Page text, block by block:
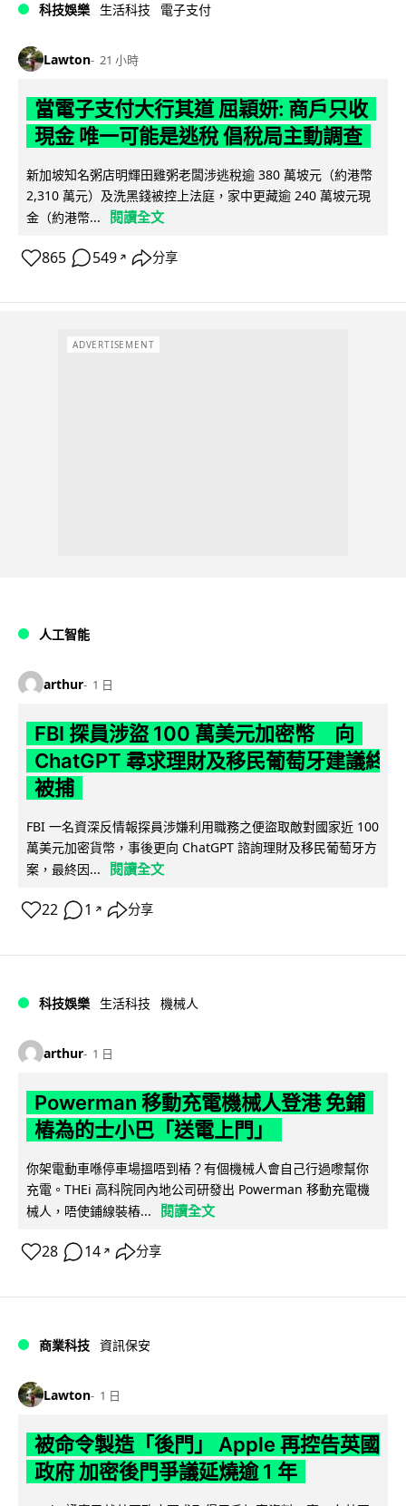
科技娛樂 生活科技 電子支付
Lawton 21 小時
當電子支付大行其道 屈穎妍: 商戶只收
現金 唯一可能是逃稅 倡稅局主動調查
新加坡知名粥店明輝田雞粥老闆涉逃稅逾 380 萬坡元（約港幣
2,310 萬元）及洗黑錢被控上法庭，家中更藏逾 240 萬坡元現
金（約港幣...
閱讀全文
865 549 ↗ 分享
ADVERTISEMENT
人工智能
arthur 1 日
FBI 探員涉盜 100 萬美元加密幣 向
ChatGPT 尋求理財及移民葡萄牙建議終
被捕
FBI 一名資深反情報探員涉嫌利用職務之便盜取敵對國家近 100
萬美元加密貨幣，事後更向 ChatGPT 諮詢理財及移民葡萄牙方
案，最終因...
閱讀全文
22 1 ↗ 分享
科技娛樂 生活科技 機械人
arthur 1 日
Powerman 移動充電機械人登港 免鋪
樁為的士小巴「送電上門」
你架電動車喺停車場搵唔到樁？有個機械人會自己行過嚟幫你
充電。THEi 高科院同內地公司研發出 Powerman 移動充電機
械人，唔使鋪線裝樁...
閱讀全文
28 14 ↗ 分享
商業科技 資訊保安
Lawton 1 日
被命令製造「後門」 Apple 再控告英國
政府 加密後門爭議延燒逾 1 年